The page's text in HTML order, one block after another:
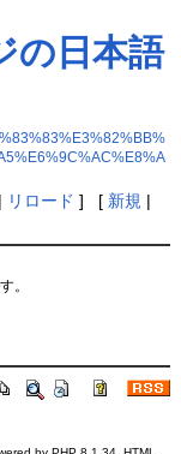
の日本語
リロード ] [ 新規 |
。